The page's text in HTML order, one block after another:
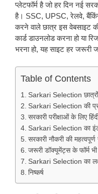
प्लेटफॉर्म है जो हर दिन नई
है। SSC, UPSC, रेलवे, बैंकिंग
करने वाले छात्र इस वेबसाइट
कार्ड डाउनलोड करना हो या
भरना हो, यह साइट हर जरूरी
Table of Contents
Sarkari Selection
Sarkari Selection की
सरकारी परीक्षाओं के लिए
Sarkari Selection का
सरकारी नौकरी की महत्वपूर्ण
जरूरी डॉक्यूमेंट्स के फॉर्म
Sarkari Selection का
निष्कर्ष